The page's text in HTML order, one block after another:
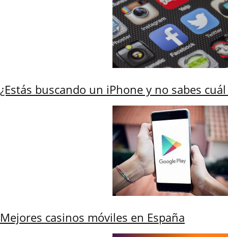
¿Estás buscando un iPhone y no sabes
Mejores casinos móviles en España